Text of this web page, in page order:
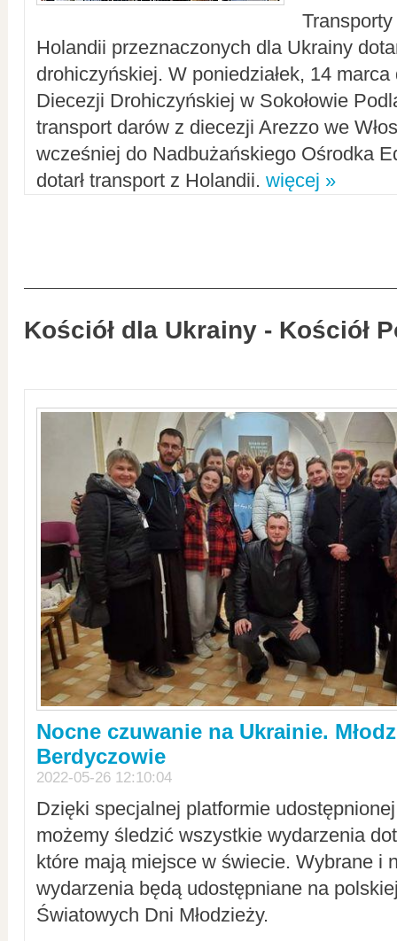
Holandii przeznaczonych dla Ukrainy
drohiczyńskiej. W poniedziałek, 14
Diecezji Drohiczyńskiej w Sokołowie
transport darów z diecezji Arezzo we
wcześniej do Nadbużańskiego Ośrodka
dotarł transport z Holandii. więcej »
Kościół dla Ukrainy - Kościół
Nocne czuwanie na Ukrainie.
Berdyczowie
2022-05-26 12:10:04
Dzięki specjalnej platformie
możemy śledzić wszystkie wydarzenia
które mają miejsce w świecie. Wybrane i
wydarzenia będą udostępniane na
Światowych Dni Młodzieży.